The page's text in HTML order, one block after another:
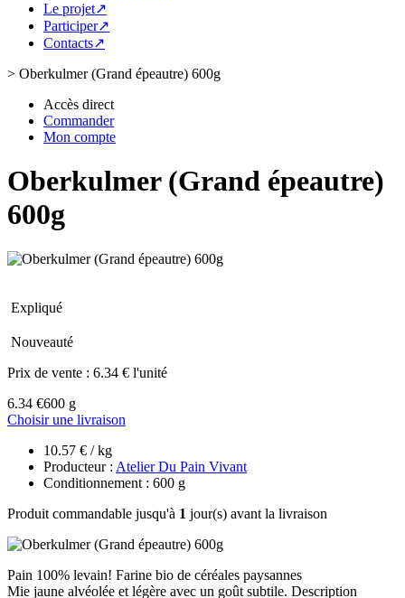
Le projet↗
Participer↗
Contacts↗
> Oberkulmer (Grand épeautre) 600g
Accès direct
Commander
Mon compte
Oberkulmer (Grand épeautre)
600g
Expliqué
Nouveauté
Prix de vente : 6.34 € l'unité
6.34 €600 g
Choisir une livraison
10.57 € / kg
Producteur : Atelier Du Pain Vivant
Conditionnement : 600 g
Produit commandable jusqu'à 1 jour(s) avant la livraison
Pain 100% levain! Farine bio de céréales paysannes
Mie jaune alvéolée et légère avec un goût subtile. Description